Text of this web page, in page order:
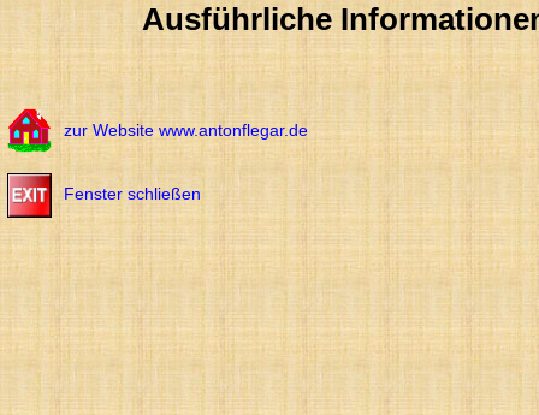
Ausführliche
zur Website www.antonflegar.de
Fenster schließen